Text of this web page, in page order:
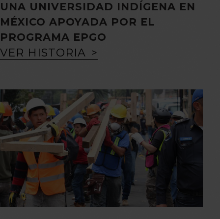
UNA UNIVERSIDAD INDÍGENA EN
MÉXICO APOYADA POR EL
PROGRAMA EPGO
VER HISTORIA